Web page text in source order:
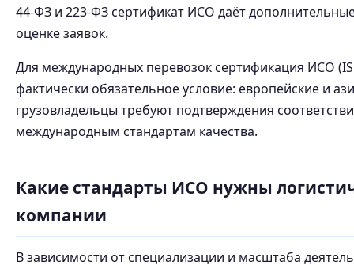
44-ФЗ и 223-ФЗ сертификат ИСО даёт
оценке заявок.
Для международных перевозок сертификация ИСО
фактически обязательное условие: европейские и
грузовладельцы требуют подтверждения
международным стандартам качества.
Какие стандарты ИСО нужны
компании
В зависимости от специализации и масштаба